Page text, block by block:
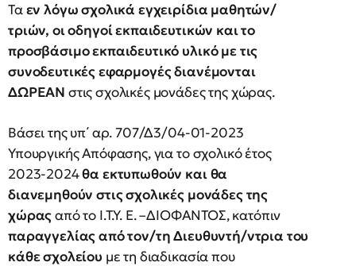
Ταεν λόγω σχολικά εγχειρίδια μαθητών/
τριών, οι οδηγοί εκπαιδευτικών και το
προσβάσιμο εκπαιδευτικό υλικό με τις
συνοδευτικές εφαρμογές διανέμονται
ΔΩΡΕΑΝ στις σχολικές μονάδες της χώρας.
Βάσει της υπ΄ αρ. 707/Δ3/04-01-2023
Υπουργικής Απόφασης, για το σχολικό έτος
2023-2024θα εκτυπωθούν και θα
διανεμηθούν στις σχολικές μονάδες της
χώραςαπό το Ι.Τ.Υ. Ε. –ΔΙΟΦΑΝΤΟΣ, κατόπιν
παραγγελίας από τον/τη Διευθυντή/ντρια του
κάθε σχολείου με τη διαδικασία που